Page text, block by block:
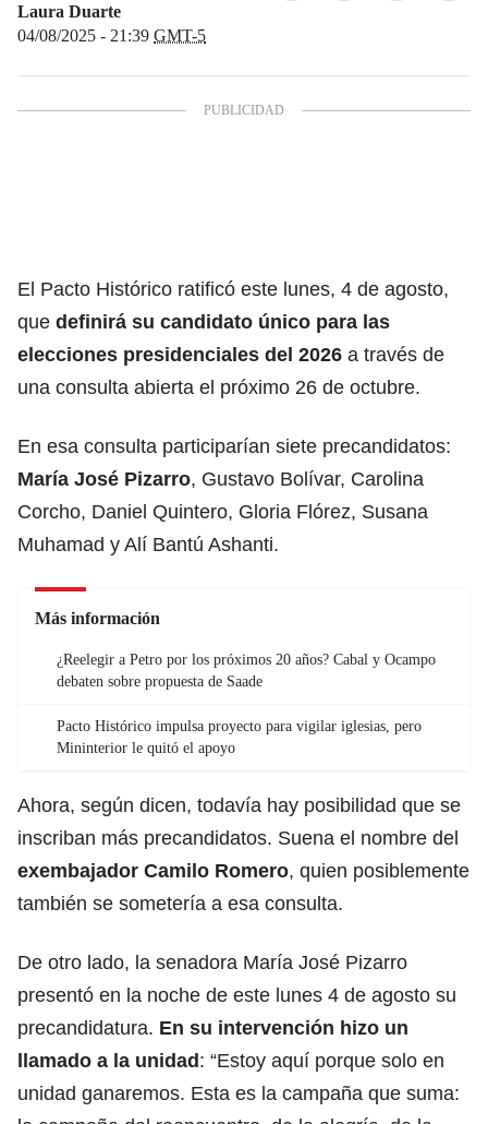
Laura Duarte
04/08/2025 - 21:39 GMT-5
El Pacto Histórico ratificó este lunes, 4 de agosto,
que definirá su candidato único para las
elecciones presidenciales del 2026 a través de
una consulta abierta el próximo 26 de octubre.
En esa consulta participarían siete precandidatos:
María José Pizarro, Gustavo Bolívar, Carolina
Corcho, Daniel Quintero, Gloria Flórez, Susana
Muhamad y Alí Bantú Ashanti.
Más información
¿Reelegir a Petro por los próximos 20 años? Cabal y Ocampo
debaten sobre propuesta de Saade
Pacto Histórico impulsa proyecto para vigilar iglesias, pero
Mininterior le quitó el apoyo
Ahora, según dicen, todavía hay posibilidad que se
inscriban más precandidatos. Suena el nombre del
exembajador Camilo Romero, quien posiblemente
también se sometería a esa consulta.
De otro lado, la senadora María José Pizarro
presentó en la noche de este lunes 4 de agosto su
precandidatura. En su intervención hizo un
llamado a la unidad: “Estoy aquí porque solo en
unidad ganaremos. Esta es la campaña que suma: